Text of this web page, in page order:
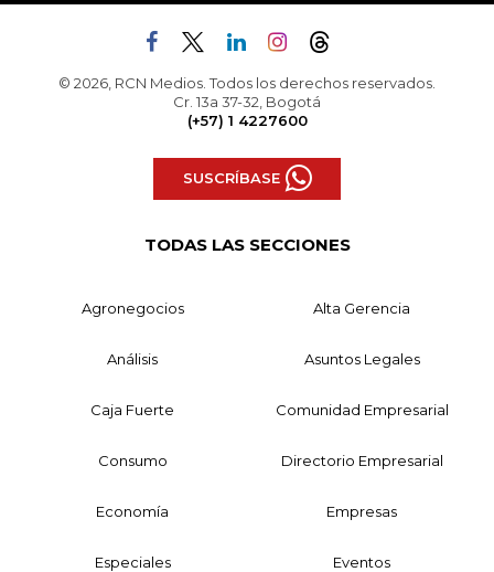
© 2026, RCN Medios. Todos los derechos reservados.
Cr. 13a 37-32, Bogotá
(+57) 1 4227600
SUSCRÍBASE
TODAS LAS SECCIONES
Agronegocios Alta Gerencia
Análisis Asuntos Legales
Caja Fuerte Comunidad Empresarial
Consumo Directorio Empresarial
Economía Empresas
Especiales Eventos